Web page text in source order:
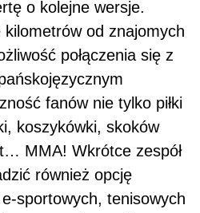
o kolejne wersje.
od znajomych
połączenia się z
fanów nie tylko piłki
koszykówki, skoków
MMA! Wkrótce zespół
również opcję
sportowych, tenisowych